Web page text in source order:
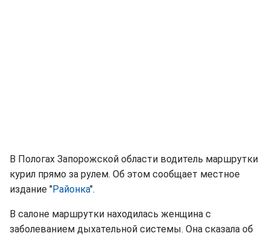
В Пологах Запорожской области водитель маршрутки
курил прямо за рулем. Об этом сообщает местное
издание "Районка".
В салоне маршрутки находилась женщина с
заболеванием дыхательной системы. Она сказала об